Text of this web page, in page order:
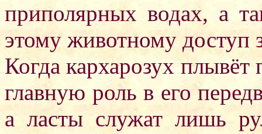
приполярных водах, а
этому животному доступ
Когда кархарозух
главную роль в его
а ласты служат лишь